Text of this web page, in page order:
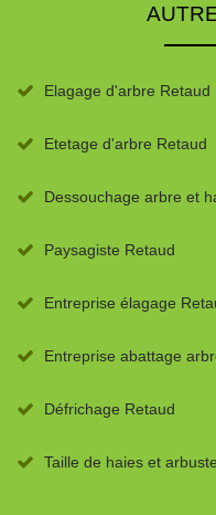
Elagage d'arbre Retaud
Etetage d'arbre Retaud
Dessouchage arbre et
Paysagiste Retaud
Entreprise élagage
Entreprise abattage
Défrichage Retaud
Taille de haies et